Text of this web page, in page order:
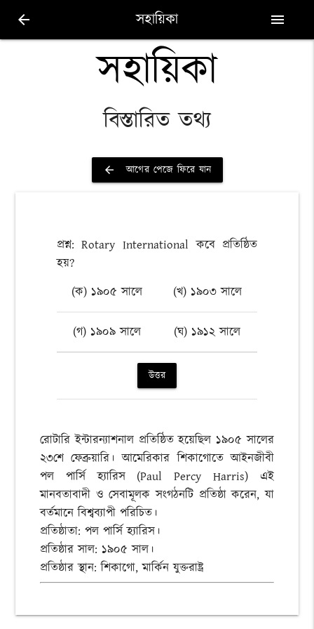
arrow_back সহায়িকা menu
সহায়িকা
বিস্তারিত তথ্য
arrow_back আগের পেজে ফিরে যান
প্রশ্ন: Rotary International কবে প্রতিষ্ঠিত
হয়?
(ক) ১৯০৫ সালে
(খ) ১৯০৩ সালে
(গ) ১৯০৯ সালে (ঘ) ১৯১২ সালে
উত্তর
রোটারি ইন্টারন্যাশনাল প্রতিষ্ঠিত হয়েছিল ১৯০৫ সালের
২৩শে ফেব্রুয়ারি। আমেরিকার শিকাগোতে আইনজীবী
পল পার্সি হ্যারিস (Paul Percy Harris) এই
মানবতাবাদী ও সেবামূলক সংগঠনটি প্রতিষ্ঠা করেন, যা
বর্তমানে বিশ্বব্যাপী পরিচিত।
প্রতিষ্ঠাতা: পল পার্সি হ্যারিস।
প্রতিষ্ঠার সাল: ১৯০৫ সাল।
প্রতিষ্ঠার স্থান: শিকাগো, মার্কিন যুক্তরাষ্ট্র